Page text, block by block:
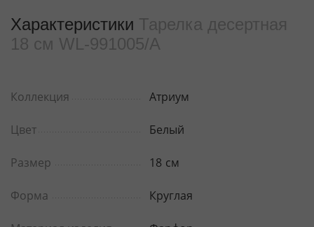
Характеристики Тарелка десертная
18 см WL‑991005/A
Коллекция Атриум
Цвет Белый
Размер 18 см
Форма Круглая